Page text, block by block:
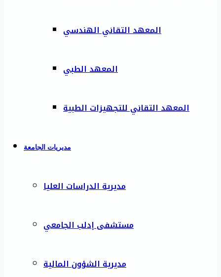
المعهد التقاني الهندسي
المعهد الطبي
المعهد التقاني للتجهيزات الطبية
مديريات الجامعة
مديرية الدراسات العليا
مستشفى إدلب الجامعي
مديرية الشؤون المالية